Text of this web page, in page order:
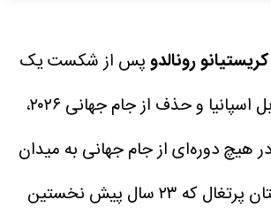
کریستیانو رونالدوپس از شکست یک
بر صفر پرتغال مقابل اسپانیا و حذف از جام جهانی ۲۰۲۶،
هیچ دوره‌ای از جام جهانی به میدان
کاپیتان پرتغال که ۲۳ سال پیش نخستین